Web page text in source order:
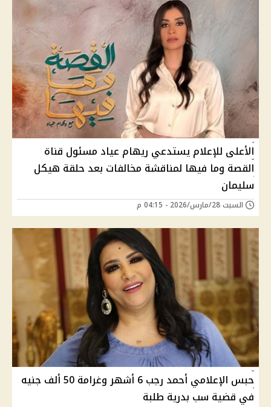
الأعلى للإعلام يستدعي ريهام عياد مسئول قناة
القصة وما فيها لمناقشة مخالفات بعد حلقة هيكل
سليمان
السبت 28/مارس/2026 - 04:15 م
حبس الإعلامي أحمد رجب 6 أشهر وغرامة 50 ألف جنيه
في قضية سب بدرية طلبة